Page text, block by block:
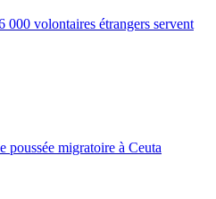
000 volontaires étrangers servent
poussée migratoire à Ceuta